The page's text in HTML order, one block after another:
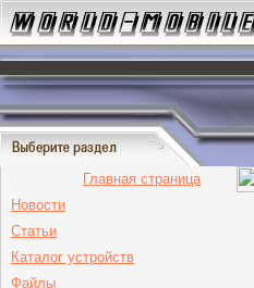
Главная страница
Новости
Статьи
Каталог устройств
Файлы